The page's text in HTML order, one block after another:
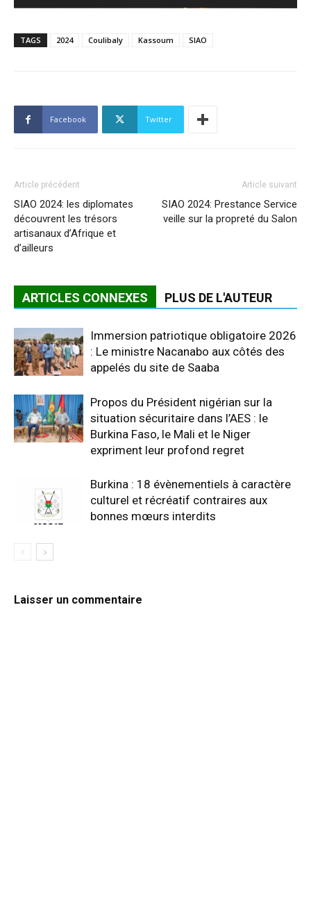
TAGS 2024 Coulibaly Kassoum SIAO
Facebook Twitter
Article précédent
SIAO 2024: les diplomates
découvrent les trésors
artisanaux d’Afrique et
d’ailleurs
Article suivant
SIAO 2024: Prestance Service
veille sur la propreté du Salon
ARTICLES CONNEXES PLUS DE L'AUTEUR
Immersion patriotique obligatoire 2026
: Le ministre Nacanabo aux côtés des
appelés du site de Saaba
Propos du Président nigérian sur la
situation sécuritaire dans l’AES : le
Burkina Faso, le Mali et le Niger
expriment leur profond regret
Burkina : 18 évènementiels à caractère
culturel et récréatif contraires aux
bonnes mœurs interdits
Laisser un commentaire